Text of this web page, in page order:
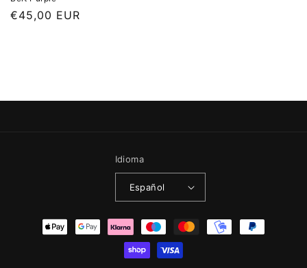
Precio habitual
€45,00 EUR
Idioma
Español
Formas de pago